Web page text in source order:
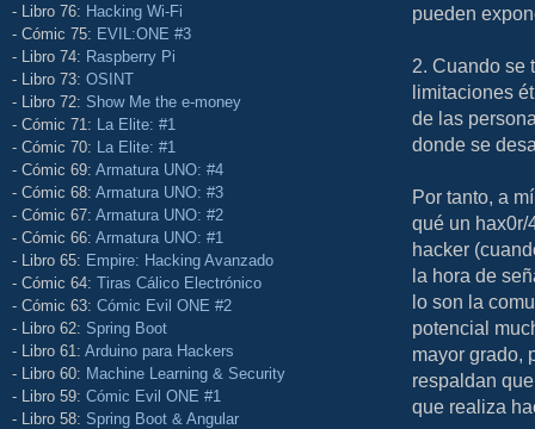
- Libro 76: Hacking Wi-Fi
- Cómic 75: EVIL:ONE #3
- Libro 74: Raspberry Pi
- Libro 73: OSINT
- Libro 72: Show Me the e-money
- Cómic 71: La Elite: #1
- Cómic 70: La Elite: #1
- Cómic 69: Armatura UNO: #4
- Cómic 68: Armatura UNO: #3
- Cómic 67: Armatura UNO: #2
- Cómic 66: Armatura UNO: #1
- Libro 65: Empire: Hacking Avanzado
- Cómic 64: Tiras Cálico Electrónico
- Cómic 63: Cómic Evil ONE #2
- Libro 62: Spring Boot
- Libro 61: Arduino para Hackers
- Libro 60: Machine Learning & Security
- Libro 59: Cómic Evil ONE #1
- Libro 58: Spring Boot & Angular
pueden
2. Cuando se
limitaciones
de las
donde se
Por tanto, a
qué un hax0r/
hacker
la hora de
lo son la
potencial
mayor grado,
respaldan
que realiza